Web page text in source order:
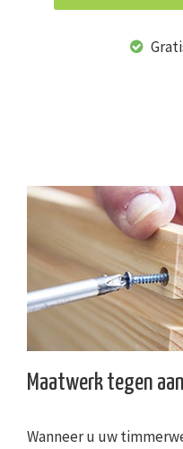
Maatwerk tegen
Wanneer u uw